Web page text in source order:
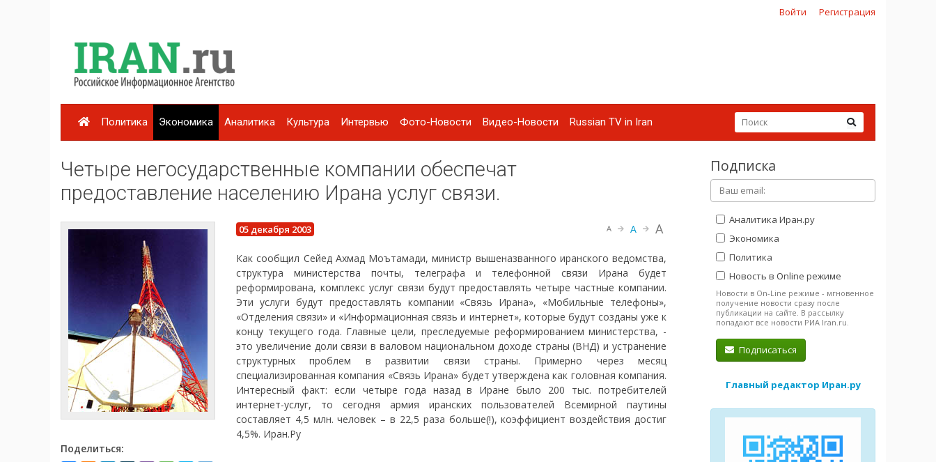
Войти Регистрация
Политика Экономика Аналитика Культура Интервью Фото-Новости Видео-Новости Russian TV in Iran
Четыре негосударственные компании обеспечат
предоставление населению Ирана услуг связи.
05 декабря 2003 A A A
Как сообщил Сейед Ахмад Моътамади, министр вышеназванного иранского ведомства,
структура министерства почты, телеграфа и телефонной связи Ирана будет
реформирована, комплекс услуг связи будут предоставлять четыре частные компании.
Эти услуги будут предоставлять компании «Связь Ирана», «Мобильные телефоны»,
«Отделения связи» и «Информационная связь и интернет», которые будут созданы уже к
концу текущего года. Главные цели, преследуемые реформированием министерства, -
это увеличение доли связи в валовом национальном доходе страны (ВНД) и устранение
структурных проблем в развитии связи страны. Примерно через месяц
специализированная компания «Связь Ирана» будет утверждена как головная компания.
Интересный факт: если четыре года назад в Иране было 200 тыс. потребителей
интернет-услуг, то сегодня армия иранских пользователей Всемирной паутины
составляет 4,5 млн. человек – в 22,5 раза больше(!), коэффициент воздействия достиг
4,5%. Иран.Ру
Поделиться:
Подписка
Аналитика Иран.ру
Экономика
Политика
Новость в Online режиме
Новости в On-Line режиме - мгновенное
получение новости сразу после
публикации на сайте. В рассылку
попадают все новости РИА Iran.ru.
Подписаться
Главный редактор Иран.ру